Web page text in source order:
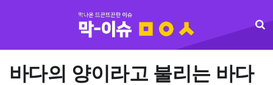
바다의 양이라고 불리는 바다